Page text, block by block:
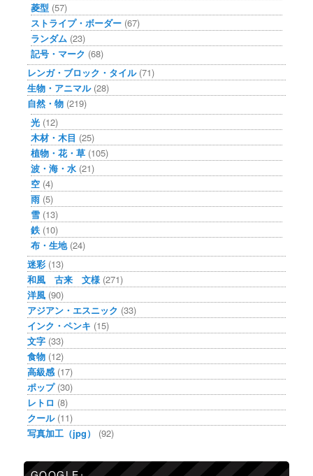
菱型 (57)
ストライプ・ボーダー (67)
ランダム (23)
記号・マーク (68)
レンガ・ブロック・タイル(71)
生物・アニマル(28)
自然・物 (219)
光 (12)
木材・木目 (25)
植物・花・草 (105)
波・海・水 (21)
空 (4)
雨 (5)
雪 (13)
鉄 (10)
布・生地(24)
迷彩 (13)
和風 古来 文様 (271)
洋風 (90)
アジアン・エスニック (33)
インク・ペンキ (15)
文字 (33)
食物 (12)
高級感 (17)
ポップ(30)
レトロ (8)
クール(11)
写真加工（jpg）
(92)